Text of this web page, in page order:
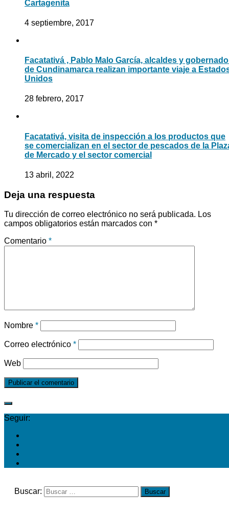
Cartagenita
4 septiembre, 2017
Facatativá , Pablo Malo García, alcaldes y
de Cundinamarca realizan importante viaje a
Unidos
28 febrero, 2017
Facatativá, visita de inspección a los productos que
se comercializan en el sector de pescados de la
de Mercado y el sector comercial
13 abril, 2022
Deja una respuesta
Tu dirección de correo electrónico no será publicada. Los
campos obligatorios están marcados con *
Comentario *
Nombre *
Correo electrónico *
Web
Seguir:
Buscar: